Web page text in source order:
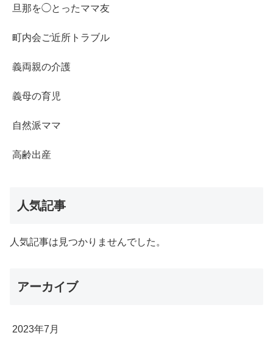
旦那を◯とったママ友
町内会ご近所トラブル
義両親の介護
義母の育児
自然派ママ
高齢出産
人気記事
人気記事は見つかりませんでした。
アーカイブ
2023年7月